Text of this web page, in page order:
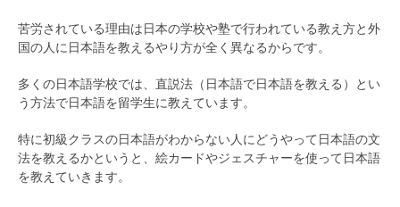
苦労されている理由は日本の学校や塾で行われている教え方と外
国の人に日本語を教えるやり方が全く異なるからです。
多くの日本語学校では、直説法（日本語で日本語を教える）とい
う方法で日本語を留学生に教えています。
特に初級クラスの日本語がわからない人にどうやって日本語の文
法を教えるかというと、絵カードやジェスチャーを使って日本語
を教えていきます。